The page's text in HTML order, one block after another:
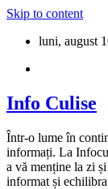
Skip to content
luni, august
Info Culise
Într-o lume în
informați. La
a vă menține la zi
informat și